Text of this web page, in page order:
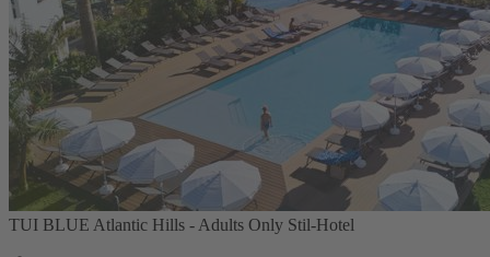
TUI BLUE Atlantic Hills - Adults Only Stil-Hotel